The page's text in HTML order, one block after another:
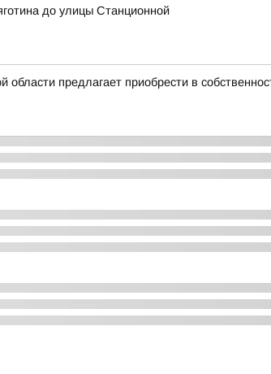
до улицы Станционной
предлагает приобрести в